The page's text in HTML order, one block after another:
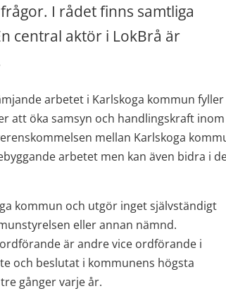
I rådet finns samtliga
central aktör i LokBrå är
arbetet i Karlskoga kommun fyller
att öka samsyn och handlingskraft inom
mellan Karlskoga
arbetet men kan även bidra i
kommun och utgör inget självständigt
eller annan nämnd.
är andre vice ordförande i
och beslutat i kommunens högsta
gånger varje år.